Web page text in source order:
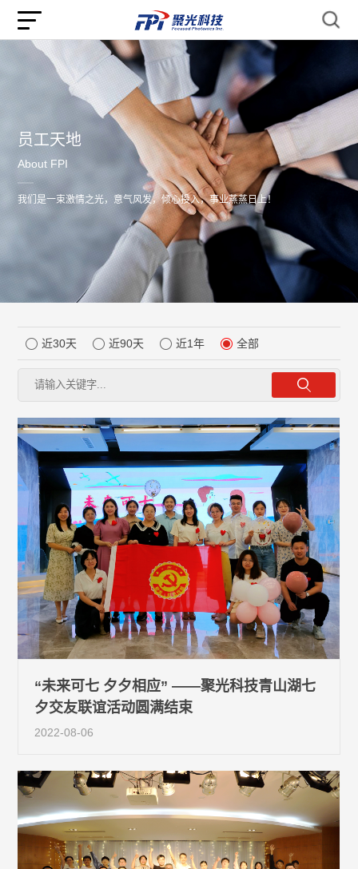
员工天地
About FPI
我们是一束激情之光，意气风发，倾心投入，事业蒸蒸日上！
近30天 近90天 近1年 全部
“未来可七 夕夕相应” ——聚光科技青山湖七
夕交友联谊活动圆满结束
2022-08-06